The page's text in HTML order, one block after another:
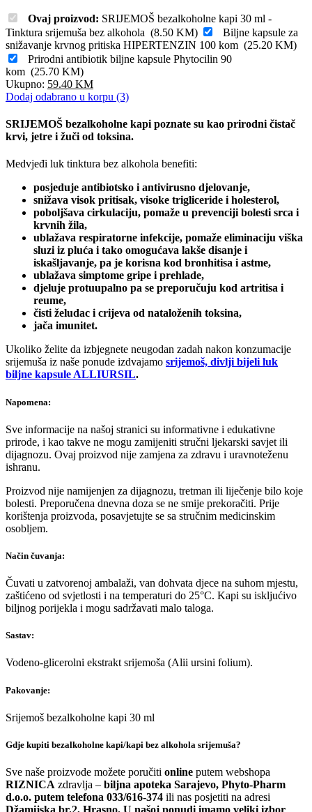
Ovaj proizvod: SRIJEMOŠ bezalkoholne kapi 30 ml -
Tinktura srijemuša bez alkohola (8.50 KM)
Biljne kapsule za
snižavanje krvnog pritiska HIPERTENZIN 100 kom (25.20 KM)
Prirodni antibiotik biljne kapsule Phytocilin 90
kom (25.70 KM)
Ukupno: 59.40 KM
Dodaj odabrano u korpu (3)
SRIJEMOŠ bezalkoholne kapi poznate su kao prirodni čistač
krvi, jetre i žuči od toksina.
Medvjeđi luk tinktura bez alkohola benefiti:
posjeduje antibiotsko i antivirusno djelovanje,
snižava visok pritisak, visoke trigliceride i holesterol,
poboljšava cirkulaciju, pomaže u prevenciji bolesti srca i
krvnih žila,
ublažava respiratorne infekcije, pomaže eliminaciju viška
sluzi iz pluća i tako omogućava lakše disanje i
iskašljavanje, pa je korisna kod bronhitisa i astme,
ublažava simptome gripe i prehlade,
djeluje protuupalno pa se preporučuju kod artritisa i
reume,
čisti želudac i crijeva od nataloženih toksina,
jača imunitet.
Ukoliko želite da izbjegnete neugodan zadah nakon konzumacije
srijemuša iz naše ponude izdvajamo srijemoš, divlji bijeli luk
biljne kapsule ALLIURSIL.
Napomena:
Sve informacije na našoj stranici su informativne i edukativne
prirode, i kao takve ne mogu zamijeniti stručni ljekarski savjet ili
dijagnozu. Ovaj proizvod nije zamjena za zdravu i uravnoteženu
ishranu.
Proizvod nije namijenjen za dijagnozu, tretman ili liječenje bilo koje
bolesti. Preporučena dnevna doza se ne smije prekoračiti. Prije
korištenja proizvoda, posavjetujte se sa stručnim medicinskim
osobljem.
Način čuvanja:
Čuvati u zatvorenoj ambalaži, van dohvata djece na suhom mjestu,
zaštićeno od svjetlosti i na temperaturi do 25°C. Kapi su iskljućivo
biljnog porijekla i mogu sadržavati malo taloga.
Sastav:
Vodeno-glicerolni ekstrakt srijemoša (Alii ursini folium).
Pakovanje:
Srijemoš bezalkoholne kapi 30 ml
Gdje kupiti bezalkoholne kapi/kapi bez alkohola srijemuša?
Sve naše proizvode možete poručiti online putem webshopa
RIZNICA zdravlja – biljna apoteka Sarajevo, Phyto-Pharm
d.o.o. putem telefona 033/616-374 ili nas posjetiti na adresi
Džamijska br.2, Hrasno. U našoj ponudi imamo veliki izbor